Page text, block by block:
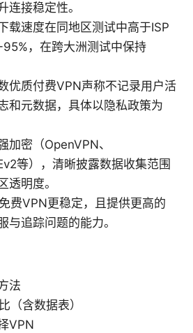
连接稳定性。
载速度在同地区测试中高于ISP
，在跨大洲测试中保持
优质付费VPN声称不记录用户活
和元数据，具体以隐私政策为
加密（OpenVPN、
等），清晰披露数据收集范围
透明度。
费VPN更稳定，且提供更高的
与追踪问题的能力。
法
（含数据表）
VPN